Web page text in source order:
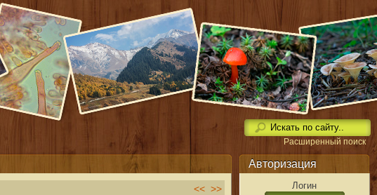
Расширенный поиск
Авторизация
Логин
<< >>